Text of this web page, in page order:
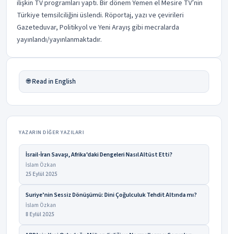
ilişkin TV programları yaptı. Bir dönem Yemen el Mesire TV’nin
Türkiye temsilciliğini üslendi. Röportaj, yazı ve çevirileri
Gazeteduvar, Politikyol ve Yeni Arayış gibi mecralarda
yayınlandı/yayınlanmaktadır.
🌐 Read in English
YAZARIN DIĞER YAZILARI
İsrail-İran Savaşı, Afrika’daki Dengeleri Nasıl Altüst Etti?
İslam Özkan
25 Eylül 2025
Suriye’nin Sessiz Dönüşümü: Dini Çoğulculuk Tehdit Altında mı?
İslam Özkan
8 Eylül 2025